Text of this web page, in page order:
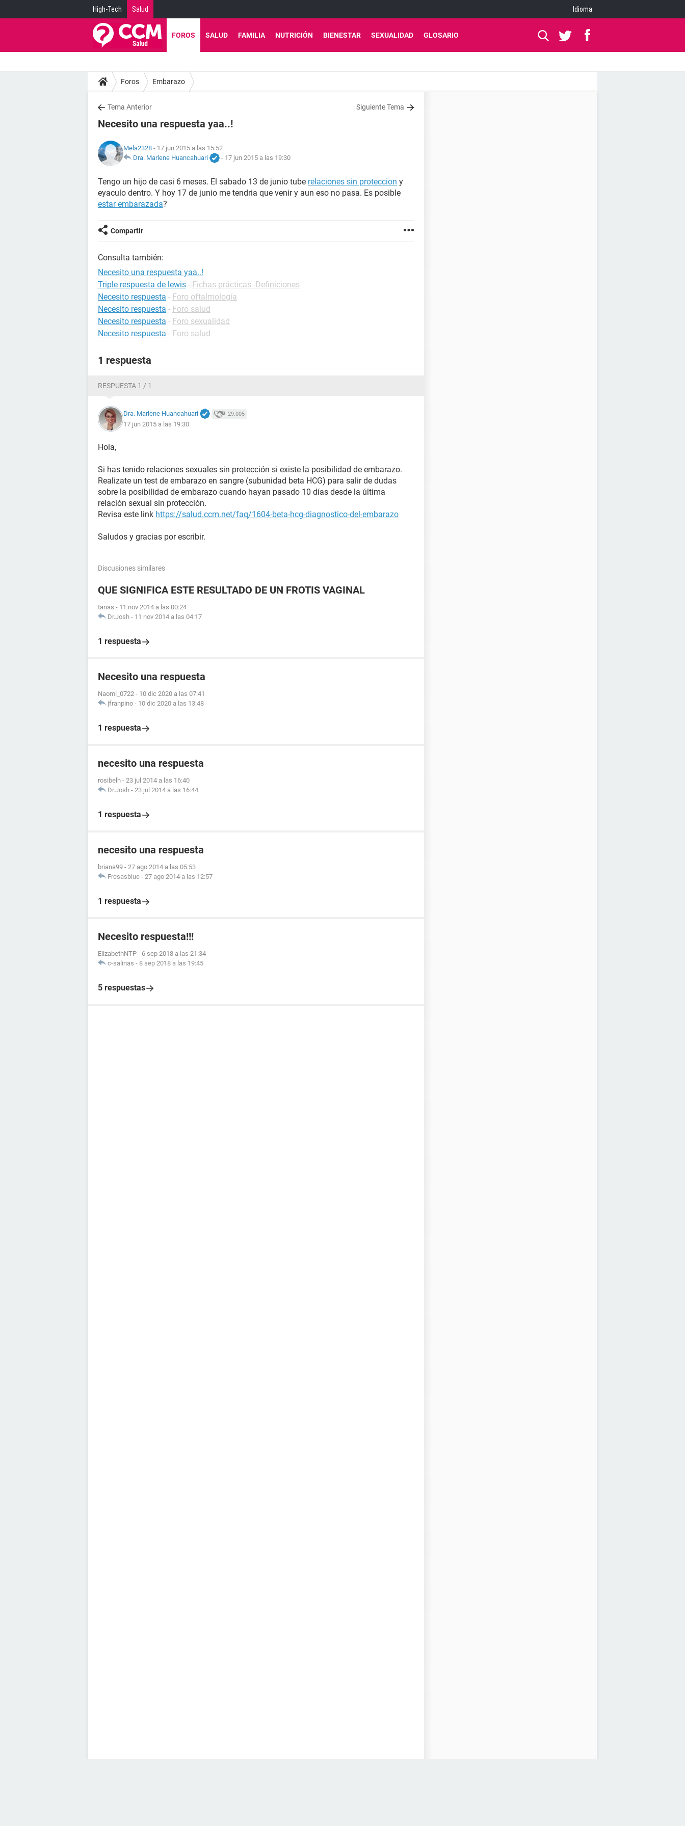
High-Tech Salud Idioma
FOROS SALUD FAMILIA NUTRICIÓN BIENESTAR SEXUALIDAD GLOSARIO
Foros Embarazo
Tema Anterior Siguiente Tema
Necesito una respuesta yaa..!
Mela2328 - 17 jun 2015 a las 15:52
Dra. Marlene Huancahuari
- 17 jun 2015 a las 19:30
Tengo un hijo de casi 6 meses. El sabado 13 de junio tube relaciones sin proteccion y
eyaculo dentro. Y hoy 17 de junio me tendria que venir y aun eso no pasa. Es posible
estar embarazada?
Compartir
Consulta también:
Necesito una respuesta yaa..!
Triple respuesta de lewis - Fichas prácticas -Definiciones
Necesito respuesta - Foro oftalmología
Necesito respuesta - Foro salud
Necesito respuesta - Foro sexualidad
Necesito respuesta - Foro salud
1 respuesta
RESPUESTA 1 / 1
Dra. Marlene Huancahuari 29.005
17 jun 2015 a las 19:30
Hola,
Si has tenido relaciones sexuales sin protección si existe la posibilidad de embarazo.
Realizate un test de embarazo en sangre (subunidad beta HCG) para salir de dudas
sobre la posibilidad de embarazo cuando hayan pasado 10 días desde la última
relación sexual sin protección.
Revisa este link https://salud.ccm.net/faq/1604-beta-hcg-diagnostico-del-embarazo
Saludos y gracias por escribir.
Discusiones similares
QUE SIGNIFICA ESTE RESULTADO DE UN FROTIS VAGINAL
tanas - 11 nov 2014 a las 00:24
Dr.Josh - 11 nov 2014 a las 04:17
1 respuesta
Necesito una respuesta
Naomi_0722 - 10 dic 2020 a las 07:41
jfranpino - 10 dic 2020 a las 13:48
1 respuesta
necesito una respuesta
rosibelh - 23 jul 2014 a las 16:40
Dr.Josh - 23 jul 2014 a las 16:44
1 respuesta
necesito una respuesta
briana99 - 27 ago 2014 a las 05:53
Fresasblue - 27 ago 2014 a las 12:57
1 respuesta
Necesito respuesta!!!
ElizabethNTP - 6 sep 2018 a las 21:34
c-salinas - 8 sep 2018 a las 19:45
5 respuestas